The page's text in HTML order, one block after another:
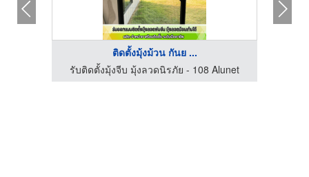
ติดตั้งมุ้งม้วน กันย ...
รับติดตั้งมุ้งจีบ มุ้งลวดนิรภัย - 108 Alunet